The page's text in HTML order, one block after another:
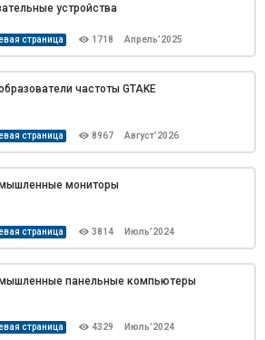
страница 1718 Апрель’2025
устройства
страница 8967 Август’2026
частоты GTAKE
страница 3814 Июль’2024
мониторы
страница 4329 Июль’2024
панельные компьютеры